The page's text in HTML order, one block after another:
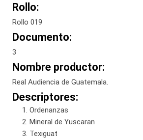
Rollo:
Rollo 019
Documento:
3
Nombre productor:
Real Audiencia de Guatemala.
Descriptores:
Ordenanzas
Mineral de Yuscaran
Texiguat